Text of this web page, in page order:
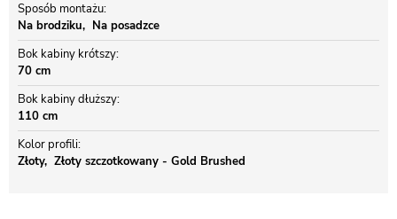
Sposób montażu
Na brodziku
Na posadzce
Bok kabiny krótszy
70 cm
Bok kabiny dłuższy
110 cm
Kolor profili
Złoty
Złoty szczotkowany - Gold Brushed